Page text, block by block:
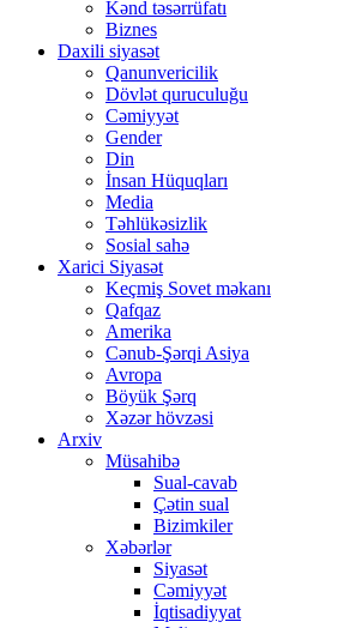
Kənd təsərrüfatı
Biznes
Daxili siyasət
Qanunvericilik
Dövlət quruculuğu
Cəmiyyət
Gender
Din
İnsan Hüquqları
Media
Təhlükəsizlik
Sosial sahə
Xarici Siyasət
Keçmiş Sovet məkanı
Qafqaz
Amerika
Cənub-Şərqi Asiya
Avropa
Böyük Şərq
Xəzər hövzəsi
Arxiv
Müsahibə
Sual-cavab
Çətin sual
Bizimkiler
Xəbərlər
Siyasət
Cəmiyyət
İqtisadiyyat